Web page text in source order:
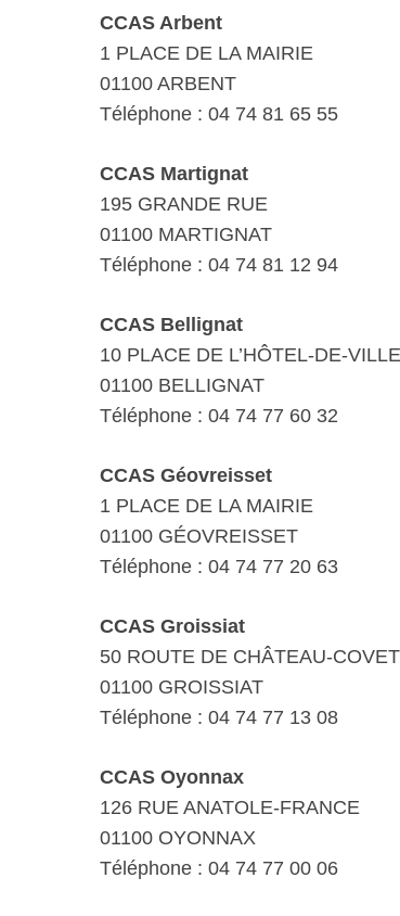
CCAS Arbent
1 PLACE DE LA MAIRIE
01100 ARBENT
Téléphone : 04 74 81 65 55
CCAS Martignat
195 GRANDE RUE
01100 MARTIGNAT
Téléphone : 04 74 81 12 94
CCAS Bellignat
10 PLACE DE L’HÔTEL-DE-VILLE
01100 BELLIGNAT
Téléphone : 04 74 77 60 32
CCAS Géovreisset
1 PLACE DE LA MAIRIE
01100 GÉOVREISSET
Téléphone : 04 74 77 20 63
CCAS Groissiat
50 ROUTE DE CHÂTEAU-COVET
01100 GROISSIAT
Téléphone : 04 74 77 13 08
CCAS Oyonnax
126 RUE ANATOLE-FRANCE
01100 OYONNAX
Téléphone : 04 74 77 00 06